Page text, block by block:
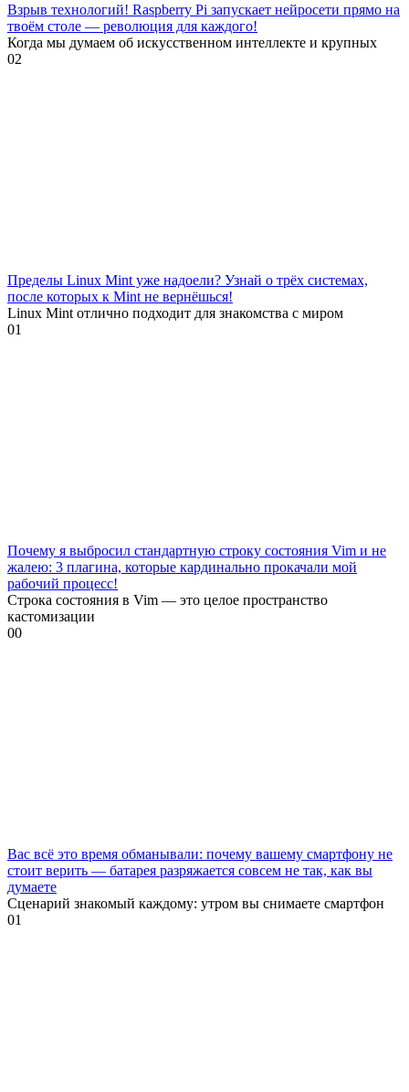
Взрыв технологий! Raspberry Pi запускает нейросети прямо на
твоём столе — революция для каждого!
Когда мы думаем об искусственном интеллекте и крупных
02
Пределы Linux Mint уже надоели? Узнай о трёх системах,
после которых к Mint не вернёшься!
Linux Mint отлично подходит для знакомства с миром
01
Почему я выбросил стандартную строку состояния Vim и не
жалею: 3 плагина, которые кардинально прокачали мой
рабочий процесс!
Строка состояния в Vim — это целое пространство
кастомизации
00
Вас всё это время обманывали: почему вашему смартфону не
стоит верить — батарея разряжается совсем не так, как вы
думаете
Сценарий знакомый каждому: утром вы снимаете смартфон
01